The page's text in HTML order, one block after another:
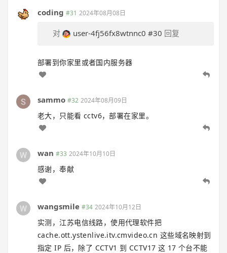
coding #31 2024年08月08日
对 user-4fj56fx8wtnnc0 #30 回复
部署到你家里或者国内服务器
sammo #32 2024年08月09日
老大，只能看 cctv6，部署在家里。
wan #33 2024年10月10日
感谢，奉献
wangsmile #34 2024年10月12日
实测，江苏电信线路，使用代理软件把
cache.ott.ystenlive.itv.cmvideo.cn 这些域名映射到
指定 IP 后，除了 CCTV1 到 CCTV17 这 17 个台不能